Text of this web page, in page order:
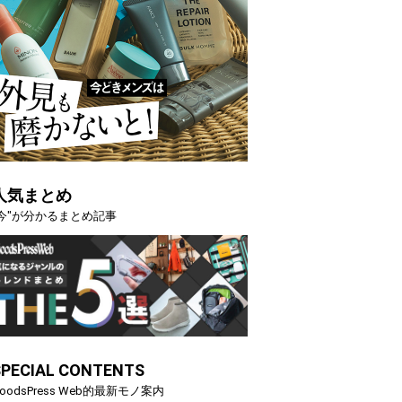
気まとめ
"が分かるまとめ記事
CONTENTS
Web的最新モノ案内